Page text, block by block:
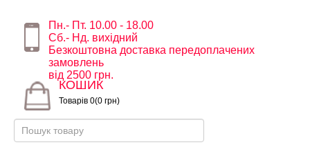
Пн.- Пт. 10.00 - 18.00
Сб.- Нд. вихідний
Безкоштовна доставка передоплачених
замовлень
від 2500 грн.
КОШИК
Товарів 0(0 грн)